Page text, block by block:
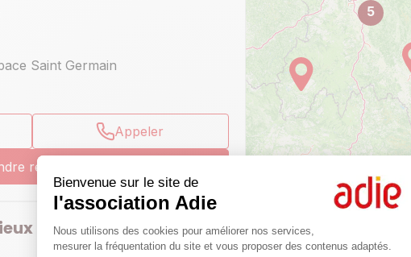
Bienvenue sur le site de
l'association Adie
Plateforme de Gestion du
Nous utilisons des cookies pour améliorer nos services,
mesurer la fréquentation du site et vous proposer des contenus adaptés.
Saint Germain
Appeler
rendez-vous
5